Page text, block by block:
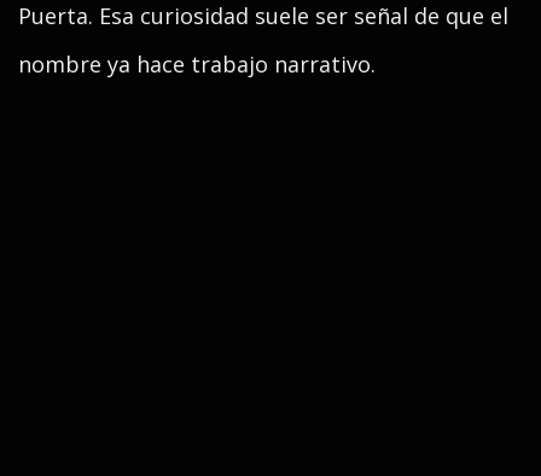
Puerta. Esa curiosidad suele ser señal de que el
nombre ya hace trabajo narrativo.